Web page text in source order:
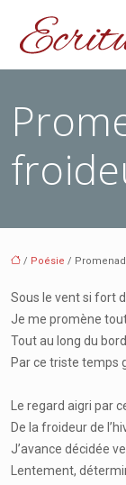
/ Poésie /
Sous le vent si fort
Je me promène
Tout au long du
Par ce triste temps
Le regard aigri par
De la froideur de
J’avance décidée
Lentement,